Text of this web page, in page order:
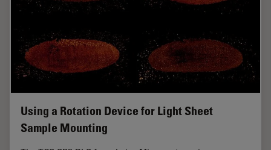
Using a Rotation Device for Light Sheet
Sample Mounting